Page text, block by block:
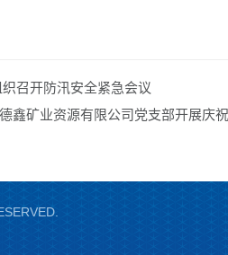
召开防汛安全紧急会议
鑫矿业资源有限公司党支部开展庆